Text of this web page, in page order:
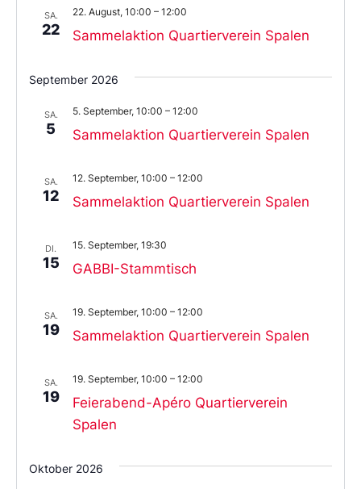
SA.
22 Sammelaktion Quartierverein Spalen
22. August, 10:00 – 12:00
September 2026
SA.
5 Sammelaktion Quartierverein Spalen
5. September, 10:00 – 12:00
SA.
12 Sammelaktion Quartierverein Spalen
12. September, 10:00 – 12:00
DI.
15 GABBI-Stammtisch
15. September, 19:30
SA.
19 Sammelaktion Quartierverein Spalen
19. September, 10:00 – 12:00
SA.
19
Feierabend-Apéro Quartierverein
Spalen
19. September, 10:00 – 12:00
Oktober 2026